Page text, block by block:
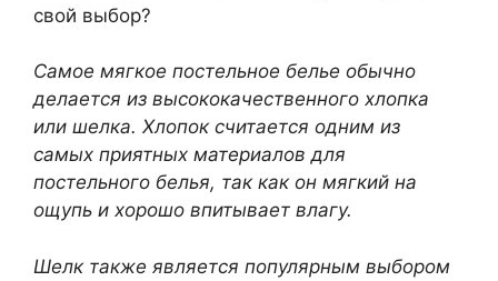
свой выбор?
Самое мягкое постельное белье обычно
делается из высококачественного хлопка
или шелка. Хлопок считается одним из
самых приятных материалов для
постельного белья, так как он мягкий на
ощупь и хорошо впитывает влагу.
Шелк также является популярным выбором